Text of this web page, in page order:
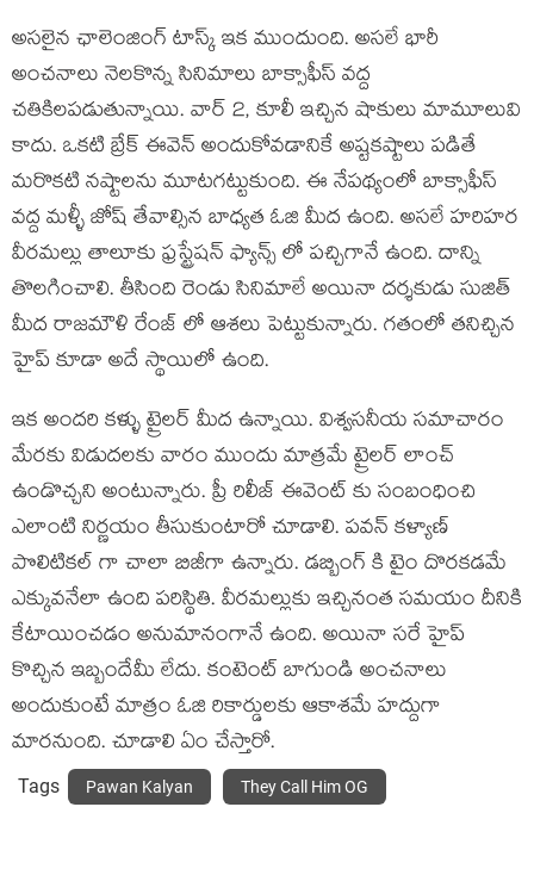
అసలైన ఛాలెంజింగ్ టాస్క్ ఇక ముందుంది. అసలే భారీ
అంచనాలు నెలకొన్న సినిమాలు బాక్సాఫీస్ వద్ద
చతికిలపడుతున్నాయి. వార్ 2, కూలీ ఇచ్చిన షాకులు మామూలువి
కాదు. ఒకటి బ్రేక్ ఈవెన్ అందుకోవడానికే అష్టకష్టాలు పడితే
మరొకటి నష్టాలను మూటగట్టుకుంది. ఈ నేపథ్యంలో బాక్సాఫీస్
వద్ద మళ్ళీ జోష్ తేవాల్సిన బాధ్యత ఓజి మీద ఉంది. అసలే హరిహర
వీరమల్లు తాలూకు ఫ్రస్ట్రేషన్ ఫ్యాన్స్ లో పచ్చిగానే ఉంది. దాన్ని
తొలగించాలి. తీసింది రెండు సినిమాలే అయినా దర్శకుడు సుజిత్
మీద రాజమౌళి రేంజ్ లో ఆశలు పెట్టుకున్నారు. గతంలో తనిచ్చిన
హైప్ కూడా అదే స్థాయిలో ఉంది.
ఇక అందరి కళ్ళు ట్రైలర్ మీద ఉన్నాయి. విశ్వసనీయ సమాచారం
మేరకు విడుదలకు వారం ముందు మాత్రమే ట్రైలర్ లాంచ్
ఉండొచ్చని అంటున్నారు. ప్రీ రిలీజ్ ఈవెంట్ కు సంబంధించి
ఎలాంటి నిర్ణయం తీసుకుంటారో చూడాలి. పవన్ కళ్యాణ్
పొలిటికల్ గా చాలా బిజీగా ఉన్నారు. డబ్బింగ్ కి టైం దొరకడమే
ఎక్కువనేలా ఉంది పరిస్థితి. వీరమల్లుకు ఇచ్చినంత సమయం దీనికి
కేటాయించడం అనుమానంగానే ఉంది. అయినా సరే హైప్
కొచ్చిన ఇబ్బందేమీ లేదు. కంటెంట్ బాగుండి అంచనాలు
అందుకుంటే మాత్రం ఓజి రికార్డులకు ఆకాశమే హద్దుగా
మారనుంది. చూడాలి ఏం చేస్తారో.
Tags Pawan Kalyan They Call Him OG